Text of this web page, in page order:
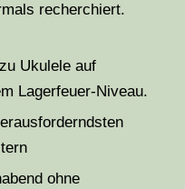
recherchiert.
Ukulele auf
Lagerfeuer-Niveau.
ohne